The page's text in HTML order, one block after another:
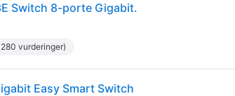
Switch 8-porte Gigabit.
vurderinger)
Easy Smart Switch